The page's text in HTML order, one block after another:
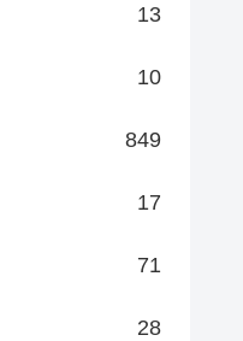
13
10
849
17
71
28